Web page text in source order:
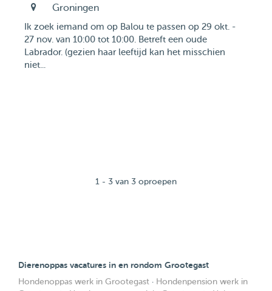
Groningen
Ik zoek iemand om op Balou te passen op 29 okt. -
27 nov. van 10:00 tot 10:00. Betreft een oude
Labrador. (gezien haar leeftijd kan het misschien
niet...
1 - 3 van 3 oproepen
Dierenoppas vacatures in en rondom Grootegast
Hondenoppas werk in Grootegast · Hondenpension werk in